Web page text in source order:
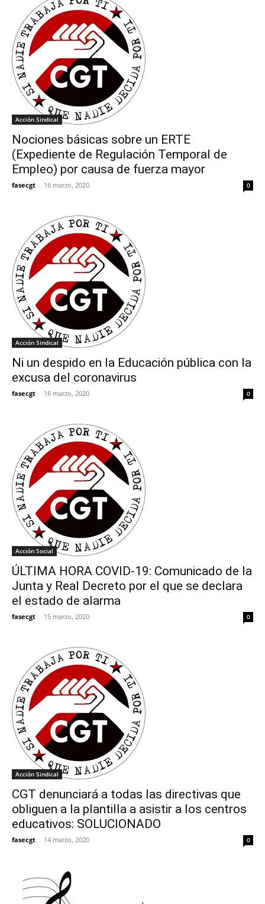
Acción Sindical
Nociones básicas sobre un ERTE
(Expediente de Regulación Temporal de
Empleo) por causa de fuerza mayor
fasecgt - 16 marzo, 2020 0
Acción Sindical
Ni un despido en la Educación pública con la
excusa del coronavirus
fasecgt - 16 marzo, 2020 0
Acción Social
ÚLTIMA HORA COVID-19: Comunicado de la
Junta y Real Decreto por el que se declara
el estado de alarma
fasecgt - 15 marzo, 2020 0
Acción Sindical
CGT denunciará a todas las directivas que
obliguen a la plantilla a asistir a los centros
educativos: SOLUCIONADO
fasecgt - 14 marzo, 2020 0